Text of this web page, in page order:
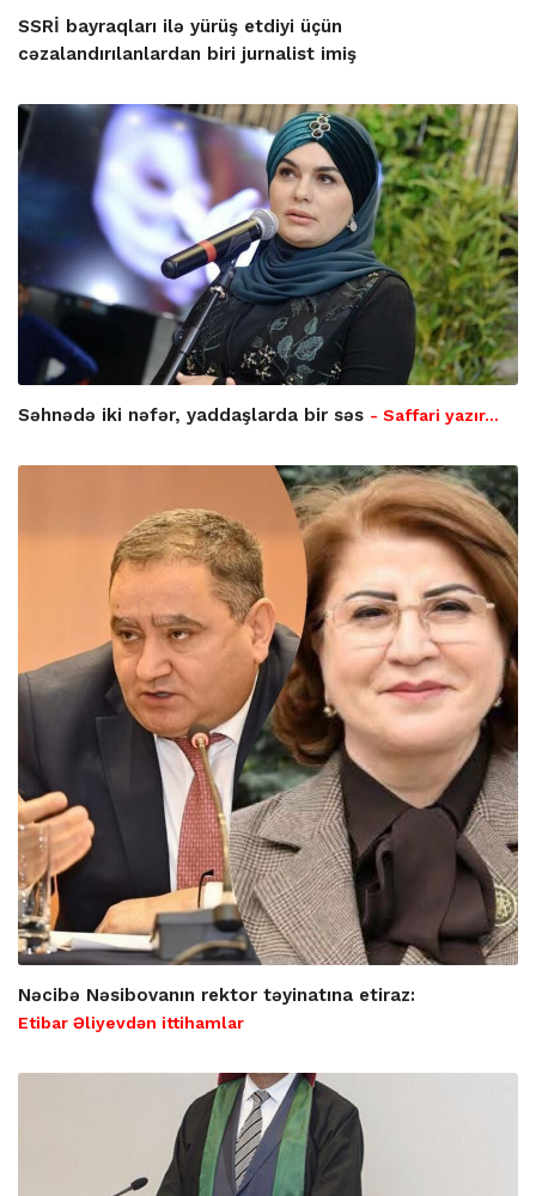
SSRİ bayraqları ilə yürüş etdiyi üçün
cəzalandırılanlardan biri jurnalist imiş
Səhnədə iki nəfər, yaddaşlarda bir səs - Saffari yazır…
Nəcibə Nəsibovanın rektor təyinatına etiraz:
Etibar Əliyevdən ittihamlar